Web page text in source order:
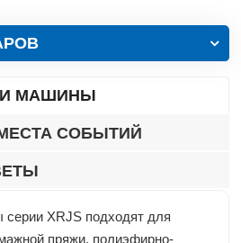
МАШИНЫ
СОБЫТИЙ
XRJS подходят для
пряжи, полиэфирно-